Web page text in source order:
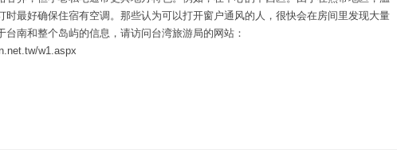
时最好确保住宿有空调。那些认为可以打开窗户通风的人，很快会在房间里发现大量
台南和整个岛屿的信息，请访问台湾旅游局的网站：
w1.aspx